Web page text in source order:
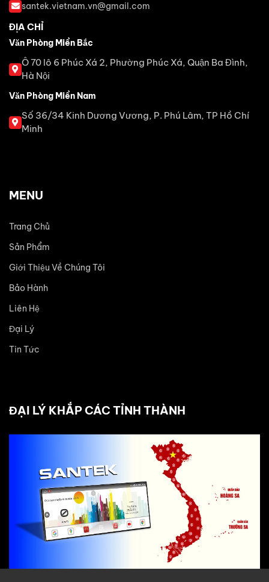
santek.vietnam.vn@gmail.com
ĐỊA CHỈ
Văn Phòng Miền Bắc
Ô 70 lô 6 Phúc Xá 2, Phường Phúc Xá, Quận Ba Đình,
Hà Nội
Văn Phòng Miền Nam
Số 36/34 Kinh Dương Vương, P. Phú Lâm, TP Hồ Chí
Minh
MENU
Trang Chủ
Sản Phẩm
Giới Thiệu Về Chúng Tôi
Bảo Hành
Liên Hệ
Đại Lý
Tin Tức
ĐẠI LÝ KHẮP CÁC TỈNH THÀNH